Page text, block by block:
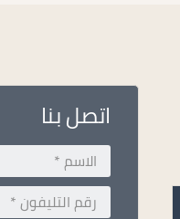
اتصل بنا